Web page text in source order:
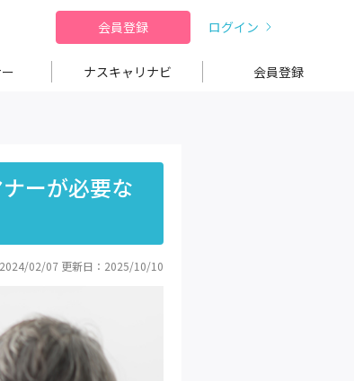
会員登録 ログイン
ナスキャリナビ 会員登録
ーが必要な
02/07 更新日：2025/10/10